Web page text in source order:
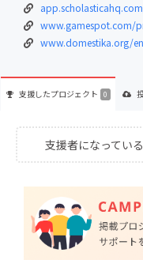
www.gamespot.com/
www.domestika.org/
支援したプロジェクト 0
支援者になってい